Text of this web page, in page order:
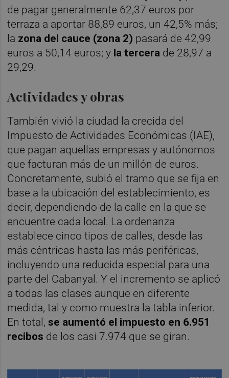
de pagar generalmente 62,37 euros por
terraza a aportar 88,89 euros, un 42,5% más;
la zona del cauce (zona 2) pasará de 42,99
euros a 50,14 euros; y la tercera de 28,97 a
29,29.
Actividades y obras
También vivió la ciudad la crecida del
Impuesto de Actividades Económicas (IAE),
que pagan aquellas empresas y autónomos
que facturan más de un millón de euros.
Concretamente, subió el tramo que se fija en
base a la ubicación del establecimiento, es
decir, dependiendo de la calle en la que se
encuentre cada local. La ordenanza
establece cinco tipos de calles, desde las
más céntricas hasta las más periféricas,
incluyendo una reducida especial para una
parte del Cabanyal. Y el incremento se aplicó
a todas las clases aunque en diferente
medida, tal y como muestra la tabla inferior.
En total,se aumentó el impuesto en 6.951
recibos de los casi 7.974 que se giran.